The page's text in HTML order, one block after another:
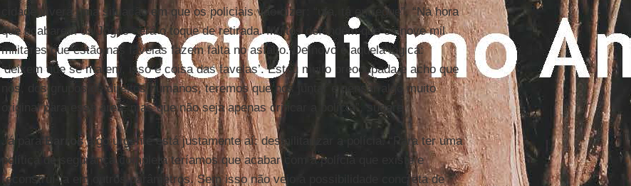
cidade viverá uma situação em que os policiais vão dizer: “ufa, tá entregue”. “Na hora
que acabarem os Jogos será o toque de retirada. Muitos defendem que os nove mil
militares que estão nas favelas fazem falta no asfalto. De novo é aquela lógica:
‘deixem que se matem, isso é coisa das favelas’. Estou muito preocupada e acho que
nós, dos grupos de direitos humanos, teremos que nos juntar e pensar algo muito
original para essa área, mas que não seja apenas criticar a polícia”, sugere.
Já para Barrosalgo urgente está justamente aí: desmilitarizar a polícia. “Para ter uma
política de segurança completa teríamos que acabar com a polícia que existe e
reconstruí-la em outros parâmetros. Sem isso não vejo a possibilidade concreta de